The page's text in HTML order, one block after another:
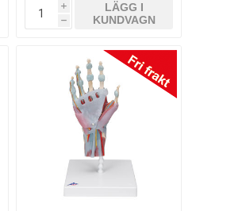
i
h
LÄGG I
KUNDVAGN